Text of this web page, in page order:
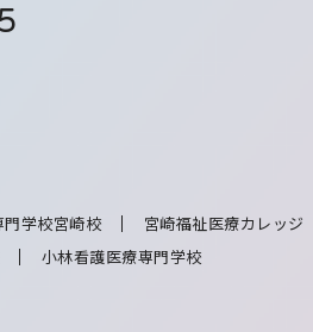
学校宮崎校
宮崎福祉医療カレッジ
小林看護医療専門学校